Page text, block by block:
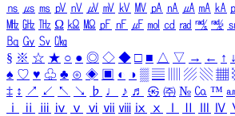
㎱ ㎲ ㎳ ㎴ ㎵ ㎶ ㎷ ㎸ ㎹ ㎀ ㎁ ㎂ ㎃ ㎄
㎒ ㎓ ㎔ Ω ㏀ ㏁ ㎊ ㎋ ㎌ ㏖ ㏅ ㎭ ㎮ ㎯
㏃ ㏉ ㏜ ㏆
§ ※ ☆ ★ ○ ● ◎ ◇ ◆ □ ■ △ ▽ → ← ↑ ↓
♠ ♡ ♥ ♧ ♣ ⊙ ◈ ▣ ◐ ◑ ▒ ▤ ▨ ▧ ▦
‡ ↕ ↗ ↙ ↖ ↘ ♭ ♩ ♪ ♬ ㉿ ㈜ № ㏇ ™
ⅰ
ⅱ ⅲ ⅳ ⅴ ⅵ ⅶ ⅷ ⅸ ⅹ Ⅳ